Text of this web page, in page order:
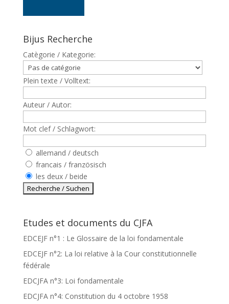
Bijus Recherche
Catègorie / Kategorie:
Plein texte / Volltext:
Auteur / Autor:
Mot clef / Schlagwort:
allemand / deutsch
francais / französisch
les deux / beide
Etudes et documents du CJFA
EDCEJF n°1 : Le Glossaire de la loi fondamentale
EDCEJF n°2: La loi relative à la Cour constitutionnelle
fédérale
EDCJFA n°3: Loi fondamentale
EDCJFA n°4: Constitution du 4 octobre 1958